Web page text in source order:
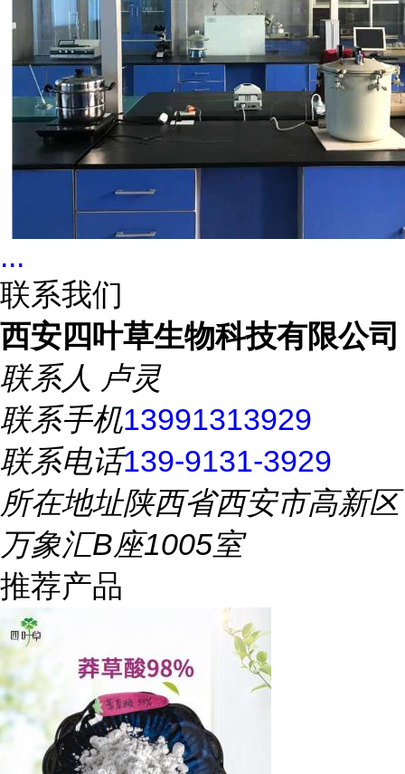
...
联系我们
西安四叶草生物科技有限公司
联系人 卢灵
联系手机13991313929
联系电话139-9131-3929
所在地址陕西省西安市高新区
万象汇B座1005室
推荐产品